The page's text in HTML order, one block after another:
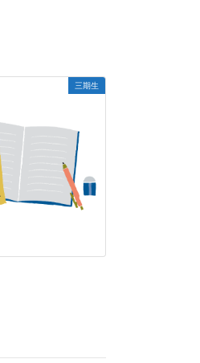
三期生